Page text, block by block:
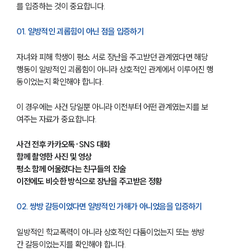
를 입증하는 것이 중요합니다.
01. 일방적인 괴롭힘이 아닌 점을 입증하기
자녀와 피해 학생이 평소 서로 장난을 주고받던 관계였다면 해당
행동이 일방적인 괴롭힘이 아니라 상호적인 관계에서 이루어진 행
동이었는지 확인해야 합니다.
이 경우에는 사건 당일뿐 아니라 이전부터 어떤 관계였는지를 보
여주는 자료가 중요합니다.
사건 전후 카카오톡·SNS 대화
함께 촬영한 사진 및 영상
평소 함께 어울렸다는 친구들의 진술
이전에도 비슷한 방식으로 장난을 주고받은 정황
02. 쌍방 갈등이었다면 일방적인 가해가 아니었음을 입증하기
일방적인 학교폭력이 아니라 상호적인 다툼이었는지 또는 쌍방
간 갈등이었는지를 확인해야 합니다.